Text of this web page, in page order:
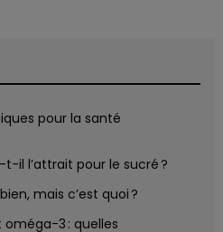
pour la santé
il l’attrait pour le sucré ?
mais c’est quoi ?
3 : quelles